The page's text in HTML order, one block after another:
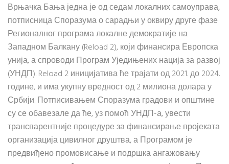
Врњачка Бања једна је од седам локалних самоуправа,
потписница Споразума о сарадњи у оквиру друге фазе
Регионалног програма локалне демократије на
Западном Балкану (Reload 2), који финансира Европска
унија, а спроводи Програм Уједињених нација за развој
(УНДП). Reload 2 иницијатива ће трајати од 2021. до 2024.
године, и има укупну вредност од 2 милиона долара у
Србији. Потписивањем Споразума градови и општине
су се обавезале да ће, уз помоћ УНДП-а, увести
транспарентније процедуре за финансирање пројеката
организација цивилног друштва, а Програмом је
предвиђено промовисање и подршка ангажовању